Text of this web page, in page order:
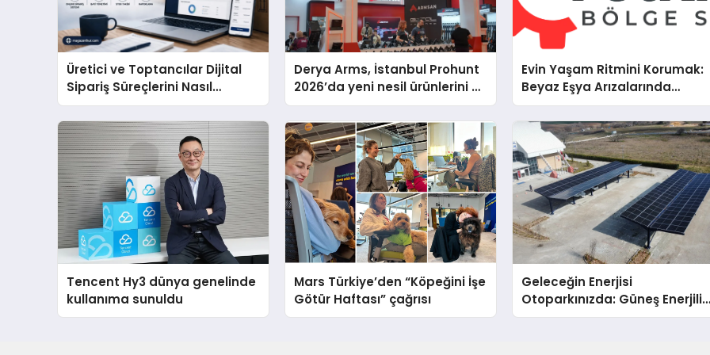
Üretici ve Toptancılar Dijital
Sipariş Süreçlerini Nasıl
Yönetmeli?
Derya Arms, İstanbul Prohunt
2026’da yeni nesil ürünlerini ve
global marka vizyonunu
sergiledi
Evin Yaşam Ritmini Korumak:
Beyaz Eşya Arızalarında
Dürüst ve İnsan Odaklı
Tencent Hy3 dünya genelinde
kullanıma sunuldu
Mars Türkiye’den “Köpeğini İşe
Götür Haftası” çağrısı
Geleceğin Enerjisi
Otoparkınızda: Güneş Enerjili
Carport (Solar Otopark)